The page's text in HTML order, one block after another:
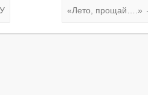
«Лето, прощай….»